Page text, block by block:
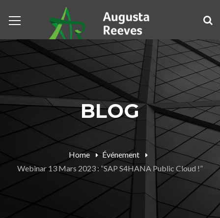
BLOG
Home
Événement
Webinar 13 Mars 2023 : “SAP S4HANA Public Cloud !”